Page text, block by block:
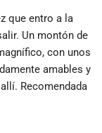
que entro a la
Un montón de
con unos
amables y
Recomendada